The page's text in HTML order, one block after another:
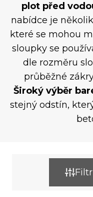
plot před
nabídce je
které se mohou
sloupky se
dle rozměru
průběžné
Široký výběr
stejný odstín,